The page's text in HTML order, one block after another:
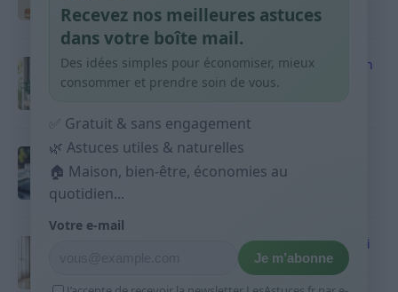
9 avril 2026
Produits ménagers : comment économiser en
courses sans acheter 10 sprays
Budget mensuel : méthode rapide pour
répartir son salaire dès le jour de paie
9 avril 2026
Sport 10 minutes par jour est-ce utile et quoi
9 avril 2026
Recevez nos meilleures astuces
dans votre boîte mail.
Des idées simples pour économiser, mieux
consommer et prendre soin de vous.
✅ Gratuit & sans engagement
🌿 Astuces utiles & naturelles
🏠 Maison, bien-être, économies au
quotidien...
Votre e-mail
Je m’abonne